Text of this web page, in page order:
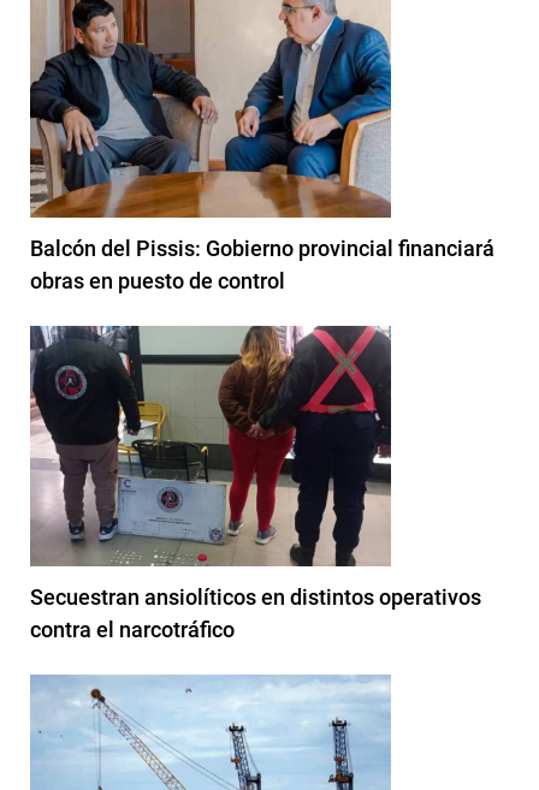
Balcón del Pissis: Gobierno provincial financiará
obras en puesto de control
Secuestran ansiolíticos en distintos operativos
contra el narcotráfico